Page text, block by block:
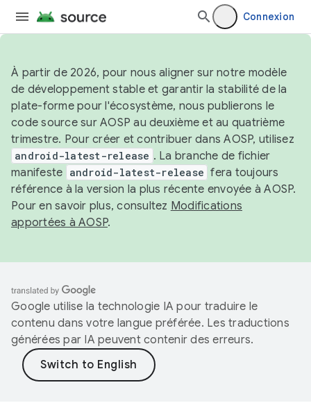
Connexion
À partir de 2026, pour nous aligner sur notre modèle
de développement stable et garantir la stabilité de la
plate-forme pour l'écosystème, nous publierons le
code source sur AOSP au deuxième et au quatrième
trimestre. Pour créer et contribuer dans AOSP, utilisez
android-latest-release . La branche de fichier
manifeste android-latest-release fera toujours
référence à la version la plus récente envoyée à AOSP.
Pour en savoir plus, consultez Modifications
apportées à AOSP.
Google utilise la technologie IA pour traduire le
contenu dans votre langue préférée. Les traductions
générées par IA peuvent contenir des erreurs.